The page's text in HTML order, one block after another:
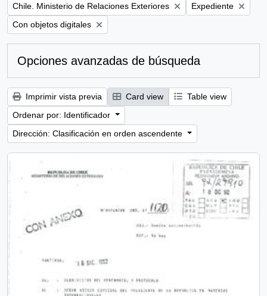
Remove filter:
Chile. Ministerio de Relaciones Exteriores Remove filter:
Expediente
Remove filter:
Con objetos digitales
Opciones avanzadas de búsqueda
Imprimir vista previa Card view
Table view
Ordenar por: Identificador
Dirección: Clasificación en orden ascendente